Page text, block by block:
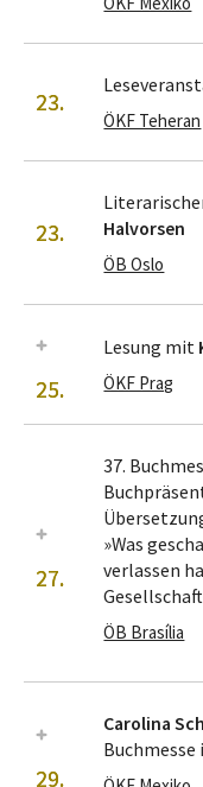
23.
ÖKF Teheran
23.
Halvorsen
ÖB Oslo
25.
Lesung mit
ÖKF Prag
27.
37.
»Was
verlassen
ÖB Brasília
29.
Carolina
Buchmesse